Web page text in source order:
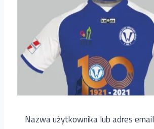
Nazwa użytkownika lub adres email